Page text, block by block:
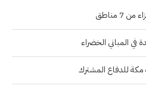
مناطق
المباني الخضراء
مكة للدفاع المشترك